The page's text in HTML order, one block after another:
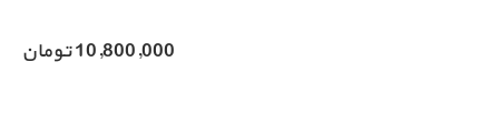
10,800,000 تومان